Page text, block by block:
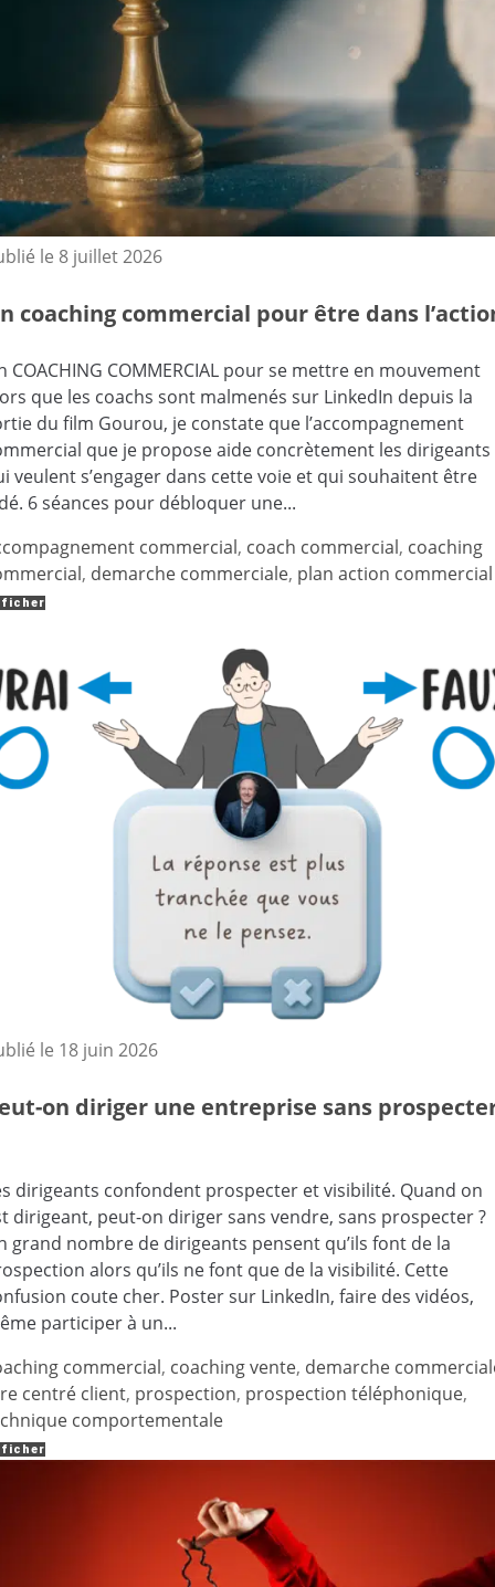
le 8 juillet 2026
coaching commercial pour être dans
COACHING COMMERCIAL pour se mettre en mouvement
que les coachs sont malmenés sur LinkedIn depuis la
du film Gourou, je constate que l’accompagnement
que je propose aide concrètement les dirigeants
veulent s’engager dans cette voie et qui souhaitent être
6 séances pour débloquer une...
commercial, coach commercial, coaching
, demarche commerciale, plan action commercial
le 18 juin 2026
on diriger une entreprise sans
dirigeants confondent prospecter et visibilité. Quand on
dirigeant, peut-on diriger sans vendre, sans prospecter ?
grand nombre de dirigeants pensent qu’ils font de la
alors qu’ils ne font que de la visibilité. Cette
coute cher. Poster sur LinkedIn, faire des vidéos,
participer à un...
commercial, coaching vente, demarche
centré client, prospection, prospection téléphonique,
comportementale